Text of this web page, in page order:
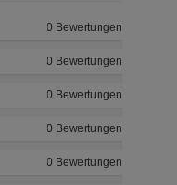
0 Bewertungen
0 Bewertungen
0 Bewertungen
0 Bewertungen
0 Bewertungen